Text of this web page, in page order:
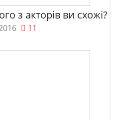
з акторів ви схожі?
11